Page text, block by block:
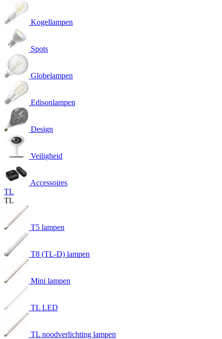
Kogellampen
Spots
Globelampen
Edisonlampen
Design
Veiligheid
Accessoires
TL
TL
T5 lampen
T8 (TL-D) lampen
Mini lampen
TL LED
TL noodverlichting lampen